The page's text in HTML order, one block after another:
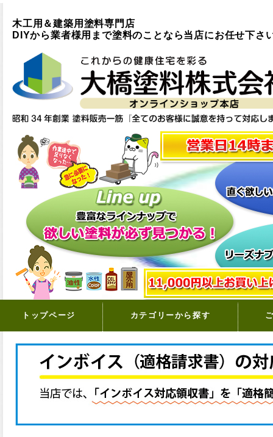
木工用＆建築用塗料専門店
DIYから業者様用まで塗料のことなら当店にお任せ下さ
トップページ カテゴリーから探す